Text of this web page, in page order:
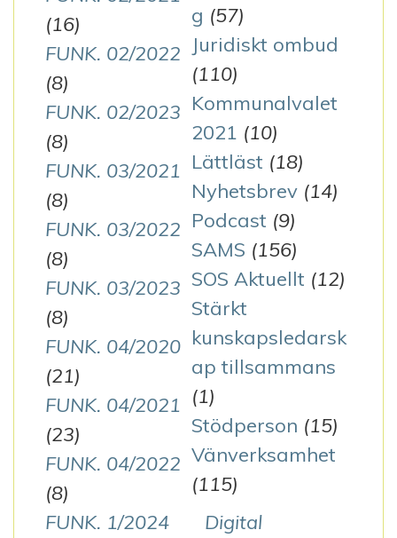
(16)
FUNK. 02/2022
(8)
FUNK. 02/2023
(8)
FUNK. 03/2021
(8)
FUNK. 03/2022
(8)
FUNK. 03/2023
(8)
FUNK. 04/2020
(21)
FUNK. 04/2021
(23)
FUNK. 04/2022
(8)
FUNK. 1/2024
g (57)
Juridiskt ombud
(110)
Kommunalvalet
2021 (10)
Lättläst (18)
Nyhetsbrev (14)
Podcast (9)
SAMS (156)
SOS Aktuellt (12)
Stärkt
kunskapsledarsk
ap tillsammans
(1)
Stödperson (15)
Vänverksamhet
(115)
Digital